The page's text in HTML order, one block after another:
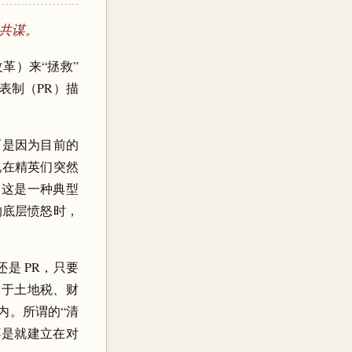
谋。
）来“拯救”
制（PR）描
因为目前的
精英们突然
是一种典型
层愤怒时，
是 PR，只要
土地税、财
。所谓的“清
就建立在对